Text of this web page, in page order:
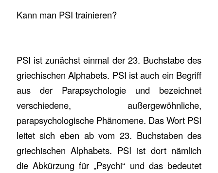
Kann man PSI trainieren?
PSI ist zunächst einmal der 23. Buchstabe des
griechischen Alphabets. PSI ist auch ein Begriff
aus der Parapsychologie und bezeichnet
verschiedene, außergewöhnliche,
parapsychologische Phänomene. Das Wort PSI
leitet sich eben ab vom 23. Buchstaben des
griechischen Alphabets. PSI ist dort nämlich
die Abkürzung für „Psychi“ und das bedeutet